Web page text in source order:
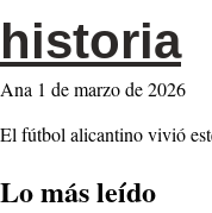
historia
Ana 1 de marzo de 2026
El fútbol alicantino vivió
Lo más leído